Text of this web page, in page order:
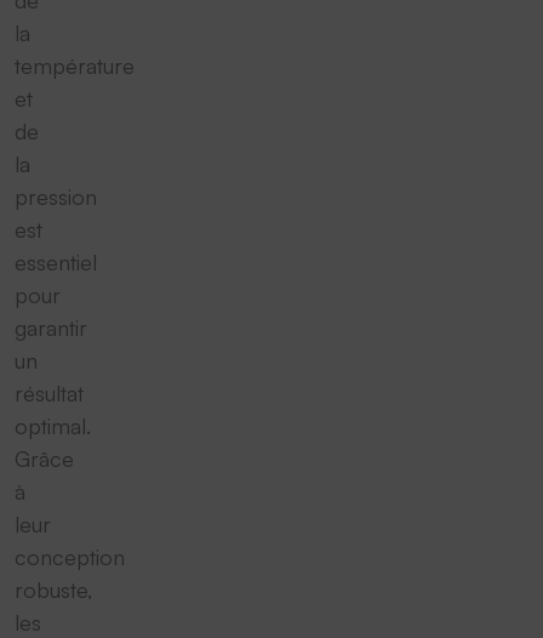
la
température
et
de
la
pression
est
essentiel
pour
garantir
un
résultat
optimal.
Grâce
à
leur
conception
robuste,
les